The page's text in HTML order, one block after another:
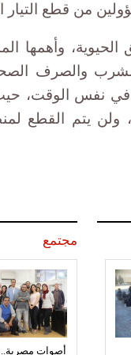
من قطع التيار
الحيوية، وأهمها
والصرف
نفس الوقت، حيث
يتم القطع
مجتمع
أصوات مصرية..